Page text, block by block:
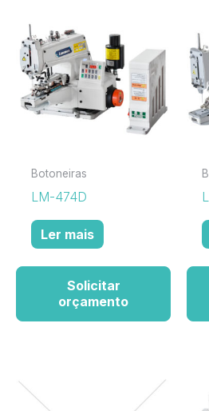
Botoneiras
LM-474D
Ler mais
Solicitar
orçamento